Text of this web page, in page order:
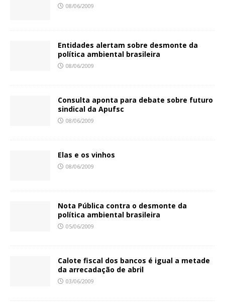
08/06/2009
Entidades alertam sobre desmonte da
política ambiental brasileira
08/06/2009
Consulta aponta para debate sobre futuro
sindical da Apufsc
08/06/2009
Elas e os vinhos
08/06/2009
Nota Pública contra o desmonte da
política ambiental brasileira
05/06/2009
Calote fiscal dos bancos é igual a metade
da arrecadação de abril
03/06/2009